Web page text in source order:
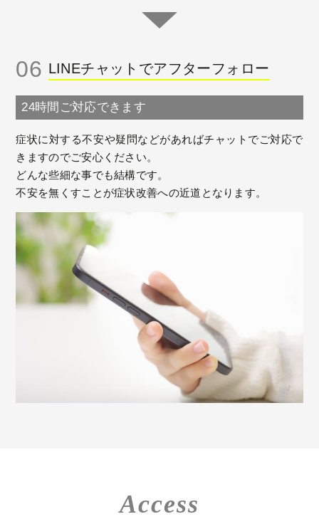
06 LINEチャットでアフターフォロー
24時間ご対応できます
症状に対する不安や疑問などがあればチャットでご対応で
きますのでご安心ください。
どんな些細な事でも結構です。
不安を無くすことが症状改善への近道となります。
Access